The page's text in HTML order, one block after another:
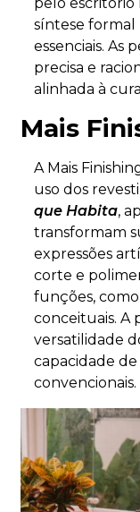
síntese formal
essenciais. As
precisa e
alinhada à
Mais
A Mais
uso dos
que Habita,
transformam
expressões
corte e
funções, como
conceituais.A
versatilidade
capacidade
convencionais.